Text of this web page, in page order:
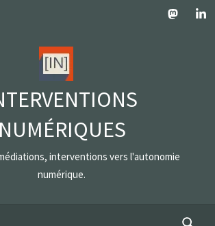
NUMÉRIQUES
interventions vers l'autonomie
numérique.